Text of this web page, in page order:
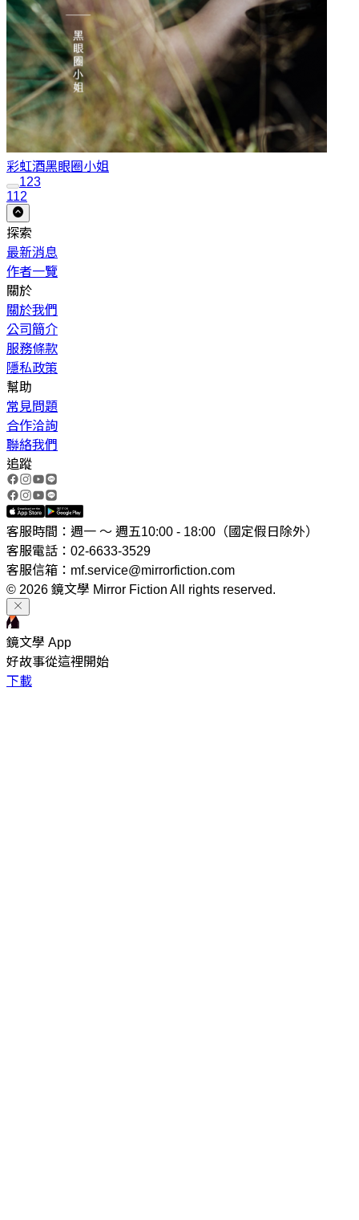
彩虹酒黑眼圈小姐
123
112
探索
最新消息
作者一覽
關於
關於我們
公司簡介
服務條款
隱私政策
幫助
常見問題
合作洽詢
聯絡我們
追蹤
客服時間：週一 ～ 週五10:00 - 18:00（國定假日除外）
客服電話：02-6633-3529
客服信箱：mf.service@mirrorfiction.com
© 2026 鏡文學 Mirror Fiction All rights reserved.
鏡文學 App
好故事從這裡開始
下載